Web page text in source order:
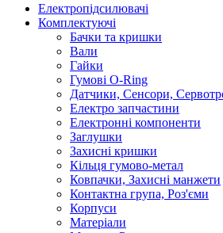
Електропідсилювачі
Комплектуючі
Бачки та кришки
Вали
Гайки
Гумові O-Ring
Датчики, Сенсори,
Електро запчастини
Електронні компоненти
Заглушки
Захисні кришки
Кільця гумово-метал
Ковпачки, Захисні манжети
Контактна група, Роз'єми
Корпуси
Матеріали